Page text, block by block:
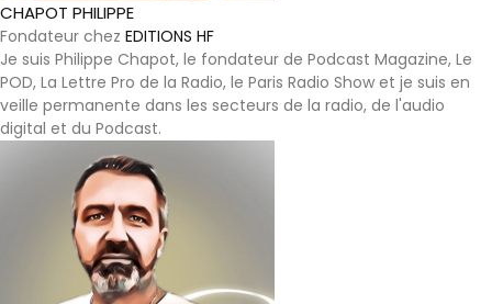
CHAPOT PHILIPPE
Fondateur chez EDITIONS HF
Je suis Philippe Chapot, le fondateur de Podcast Magazine, Le
POD, La Lettre Pro de la Radio, le Paris Radio Show et je suis en
veille permanente dans les secteurs de la radio, de l'audio
digital et du Podcast.